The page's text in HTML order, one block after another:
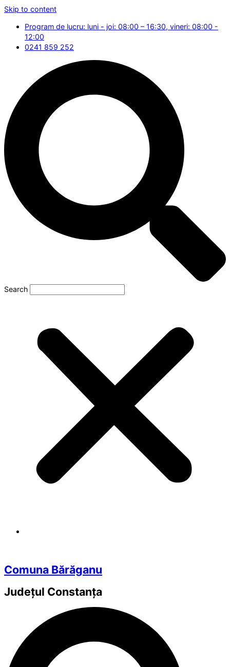
Skip to content
Program de lucru: luni - joi: 08:00 – 16:30, vineri: 08:00 -
12:00
0241 859 252
Search
Comuna Bărăganu
Județul Constanța